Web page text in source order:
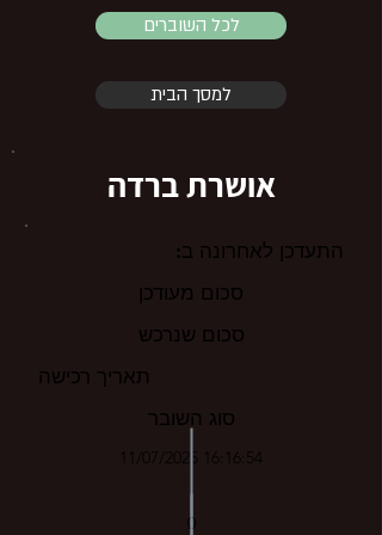
לכל השוברים
למסך הבית
אושרת ברדה
התעדכן לאחרונה ב:
סכום מעודכן
סכום שנרכש
תאריך רכישה
סוג השובר
11/07/2025 16:16:54
0